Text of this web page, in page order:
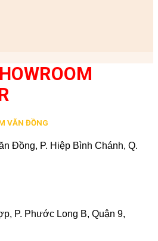
VĂN ĐỒNG
Đồng, P. Hiệp Bình Chánh, Q.
P. Phước Long B, Quận 9,